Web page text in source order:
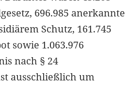
696.985 anerkannte
Schutz, 161.745
sowie 1.063.976
nach § 24
ausschließlich um